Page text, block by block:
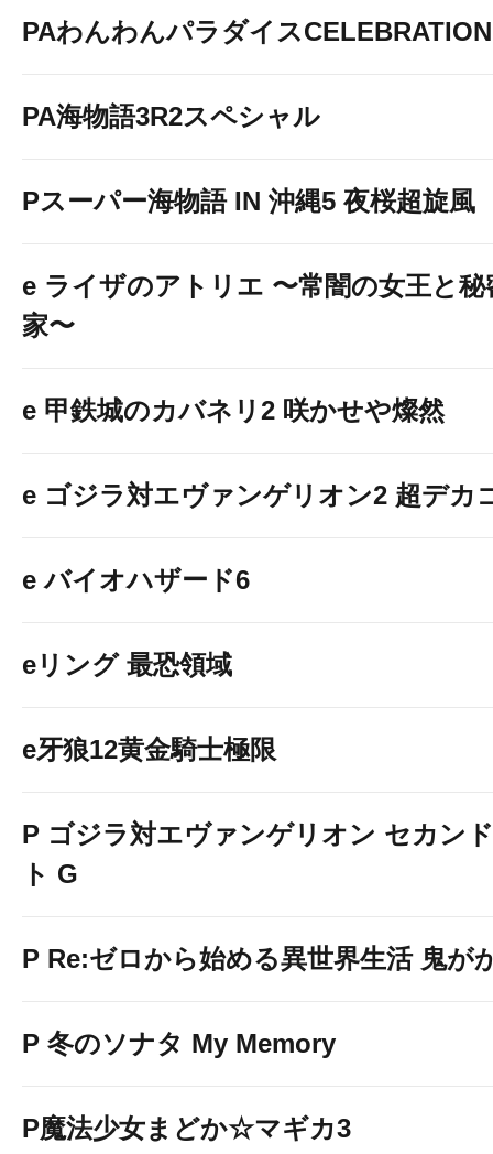
PAわんわんパラダイスCELEBRATION
PA海物語3R2スペシャル
Pスーパー海物語 IN 沖縄5 夜桜超旋風
e ライザのアトリエ 〜常闇の女王と秘
家〜
e 甲鉄城のカバネリ2 咲かせや燦然
e ゴジラ対エヴァンゲリオン2 超デカ
e バイオハザード6
eリング 最恐領域
e牙狼12黄金騎士極限
P ゴジラ対エヴァンゲリオン セカン
ト G
P Re:ゼロから始める異世界生活 鬼が
P 冬のソナタ My Memory
P魔法少女まどか☆マギカ3